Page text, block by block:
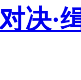
决·